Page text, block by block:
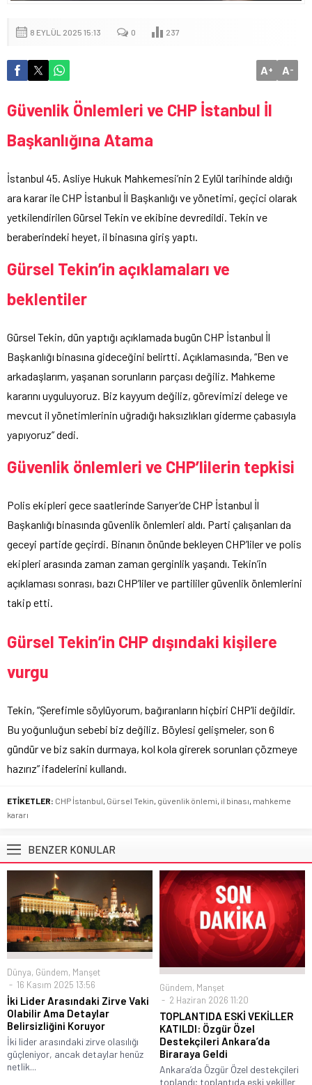
8 EYLÜL 2025 15:13 0 237
A+ A-
Güvenlik Önlemleri ve CHP İstanbul İl
Başkanlığına Atama
İstanbul 45. Asliye Hukuk Mahkemesi’nin 2 Eylül tarihinde aldığı
ara karar ile CHP İstanbul İl Başkanlığı ve yönetimi, geçici olarak
yetkilendirilen Gürsel Tekin ve ekibine devredildi. Tekin ve
beraberindeki heyet, il binasına giriş yaptı.
Gürsel Tekin’in açıklamaları ve
beklentiler
Gürsel Tekin, dün yaptığı açıklamada bugün CHP İstanbul İl
Başkanlığı binasına gideceğini belirtti. Açıklamasında, “Ben ve
arkadaşlarım, yaşanan sorunların parçası değiliz. Mahkeme
kararını uyguluyoruz. Biz kayyum değiliz, görevimizi delege ve
mevcut il yönetimlerinin uğradığı haksızlıkları giderme çabasıyla
yapıyoruz” dedi.
Güvenlik önlemleri ve CHP’lilerin tepkisi
Polis ekipleri gece saatlerinde Sarıyer’de CHP İstanbul İl
Başkanlığı binasında güvenlik önlemleri aldı. Parti çalışanları da
geceyi partide geçirdi. Binanın önünde bekleyen CHP’liler ve polis
ekipleri arasında zaman zaman gerginlik yaşandı. Tekin’in
açıklaması sonrası, bazı CHP’liler ve partililer güvenlik önlemlerini
takip etti.
Gürsel Tekin’in CHP dışındaki kişilere
vurgu
Tekin, “Şerefimle söylüyorum, bağıranların hiçbiri CHP’li değildir.
Bu yoğunluğun sebebi biz değiliz. Böylesi gelişmeler, son 6
gündür ve biz sakin durmaya, kol kola girerek sorunları çözmeye
hazırız” ifadelerini kullandı.
ETİKETLER: CHP İstanbul Gürsel Tekin güvenlik önlemi il binası mahkeme
kararı
BENZER KONULAR
Dünya, Gündem, Manşet
16 Kasım 2025 13:56
İki Lider Arasındaki Zirve Vaki
Olabilir Ama Detaylar
Belirsizliğini Koruyor
İki lider arasındaki zirve olasılığı
güçleniyor, ancak detaylar henüz
netlik...
Gündem, Manşet
2 Haziran 2026 11:20
TOPLANTIDA ESKİ VEKİLLER
KATILDI: Özgür Özel
Destekçileri Ankara’da
Biraraya Geldi
Ankara’da Özgür Özel destekçileri
toplandı; toplantıda eski vekiller